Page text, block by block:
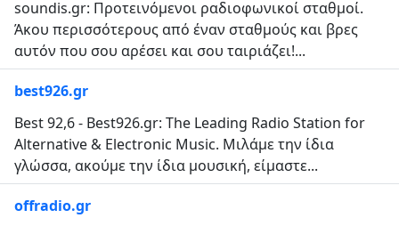
soundis.gr: Προτεινόμενοι ραδιοφωνικοί σταθμοί.
Άκου περισσότερους από έναν σταθμούς και βρες
αυτόν που σου αρέσει και σου ταιριάζει!...
best926.gr
Best 92,6 - Best926.gr: The Leading Radio Station for
Alternative & Electronic Music. Μιλάμε την ίδια
γλώσσα, ακούμε την ίδια μουσική, είμαστε...
offradio.gr